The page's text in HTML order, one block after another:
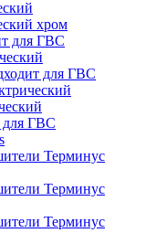
хром
для ГВС
для ГВС
для ГВС
Терминус
Терминус
Терминус